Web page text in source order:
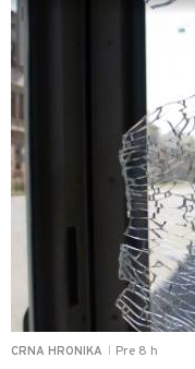
CRNA HRONIKA Pre 8 h